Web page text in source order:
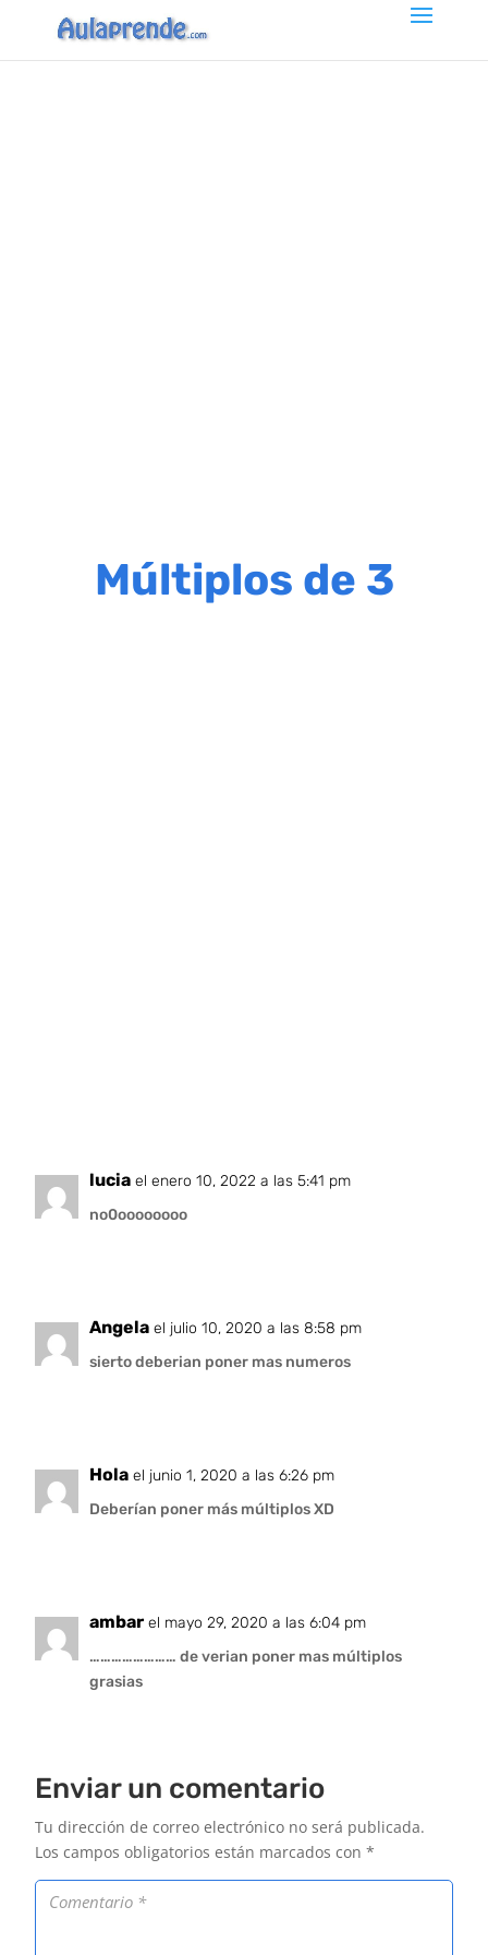
Múltiplos de 3
lucia el enero 10, 2022 a las 5:41 pm
no0oooooooo
Angela el julio 10, 2020 a las 8:58 pm
sierto deberian poner mas numeros
Hola el junio 1, 2020 a las 6:26 pm
Deberían poner más múltiplos XD
ambar el mayo 29, 2020 a las 6:04 pm
…………………… de verian poner mas múltiplos
grasias
Enviar un comentario
Tu dirección de correo electrónico no será publicada.
Los campos obligatorios están marcados con*